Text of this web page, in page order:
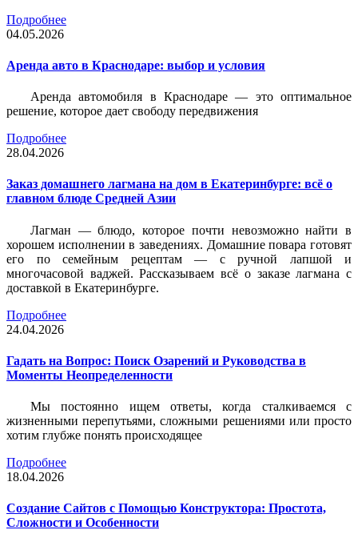
Подробнее
04.05.2026
Аренда авто в Краснодаре: выбор и условия
Аренда автомобиля в Краснодаре — это оптимальное
решение, которое дает свободу передвижения
Подробнее
28.04.2026
Заказ домашнего лагмана на дом в Екатеринбурге: всё о
главном блюде Средней Азии
Лагман — блюдо, которое почти невозможно найти в
хорошем исполнении в заведениях. Домашние повара готовят
его по семейным рецептам — с ручной лапшой и
многочасовой ваджей. Рассказываем всё о заказе лагмана с
доставкой в Екатеринбурге.
Подробнее
24.04.2026
Гадать на Вопрос: Поиск Озарений и Руководства в
Моменты Неопределенности
Мы постоянно ищем ответы, когда сталкиваемся с
жизненными перепутьями, сложными решениями или просто
хотим глубже понять происходящее
Подробнее
18.04.2026
Создание Сайтов с Помощью Конструктора: Простота,
Сложности и Особенности